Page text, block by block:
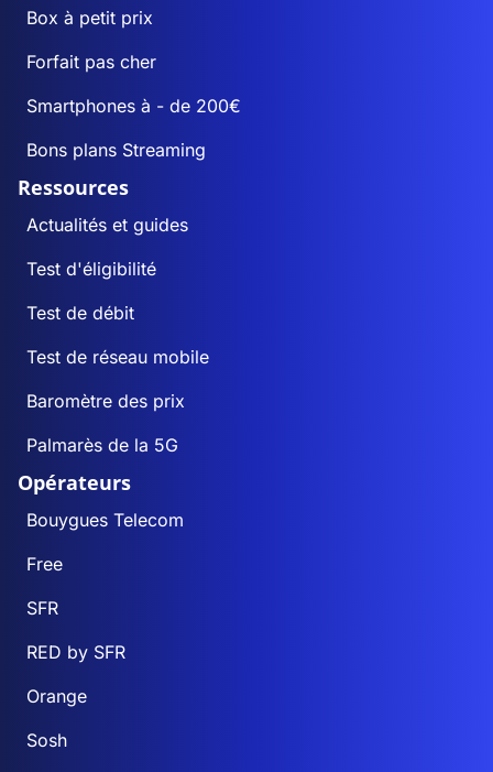
Box à petit prix
Forfait pas cher
Smartphones à - de 200€
Bons plans Streaming
Ressources
Actualités et guides
Test d'éligibilité
Test de débit
Test de réseau mobile
Baromètre des prix
Palmarès de la 5G
Opérateurs
Bouygues Telecom
Free
SFR
RED by SFR
Orange
Sosh